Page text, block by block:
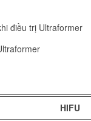
điều trị Ultraformer
HIFU